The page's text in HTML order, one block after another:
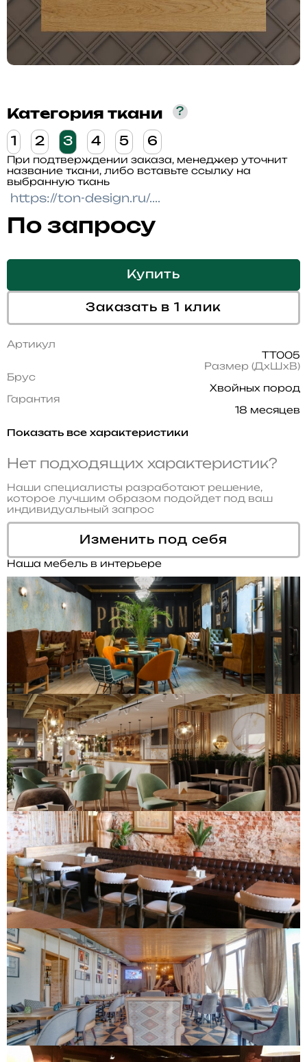
Категория ткани ?
1 2 3 4 5 6
При подтверждении заказа, менеджер уточнит
название ткани, либо вставьте ссылку на
выбранную ткань
По запросу
Купить
Заказать в 1 клик
Артикул
TT005
Размер (ДхШхВ)
Брус
Хвойных пород
Гарантия
18 месяцев
Показать все характеристики
Нет подходящих характеристик?
Наши специалисты разработают решение,
которое лучшим образом подойдет под ваш
индивидуальный запрос
Изменить под себя
Наша мебель в интерьере